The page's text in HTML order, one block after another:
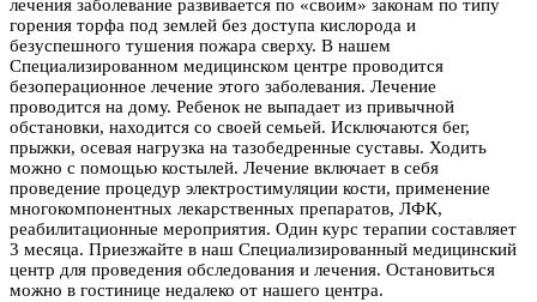
лечения заболевание развивается по «своим» законам по типу
горения торфа под землей без доступа кислорода и
безуспешного тушения пожара сверху. В нашем
Специализированном медицинском центре проводится
безоперационное лечение этого заболевания. Лечение
проводится на дому. Ребенок не выпадает из привычной
обстановки, находится со своей семьей. Исключаются бег,
прыжки, осевая нагрузка на тазобедренные суставы. Ходить
можно с помощью костылей. Лечение включает в себя
проведение процедур электростимуляции кости, применение
многокомпонентных лекарственных препаратов, ЛФК,
реабилитационные мероприятия. Один курс терапии составляет
3 месяца. Приезжайте в наш Специализированный медицинский
центр для проведения обследования и лечения. Остановиться
можно в гостинице недалеко от нашего центра.